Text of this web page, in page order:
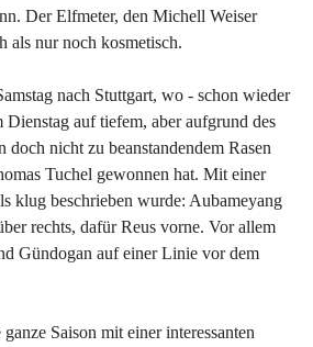
Der Elfmeter, den Michell Weiser
als nur noch kosmetisch.
nach Stuttgart, wo - schon wieder
auf tiefem, aber aufgrund des
doch nicht zu beanstandendem Rasen
Tuchel gewonnen hat. Mit einer
klug beschrieben wurde: Aubameyang
rechts, dafür Reus vorne. Vor allem
Gündogan auf einer Linie vor dem
Saison mit einer interessanten